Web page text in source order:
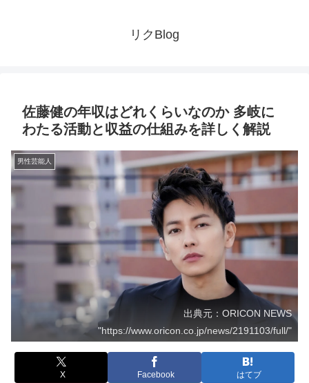
リクBlog
佐藤健の年収はどれくらいなのか 多岐に
わたる活動と収益の仕組みを詳しく解説
男性芸能人
出典元：ORICON NEWS
"https://www.oricon.co.jp/news/2191103/full/"
X Facebook はてブ